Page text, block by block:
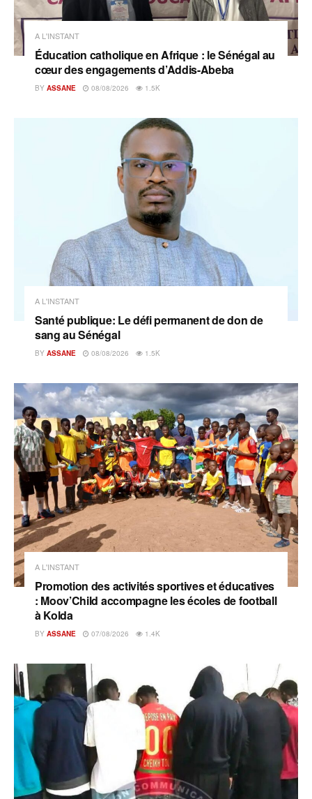
A L'INSTANT
Éducation catholique en Afrique : le Sénégal au
cœur des engagements d’Addis-Abeba
BY ASSANE 08/08/2026 1.5K
A L'INSTANT
Santé publique: Le défi permanent de don de
sang au Sénégal
BY ASSANE 08/08/2026 1.5K
A L'INSTANT
Promotion des activités sportives et éducatives
: Moov’Child accompagne les écoles de football
à Kolda
BY ASSANE 07/08/2026 1.4K